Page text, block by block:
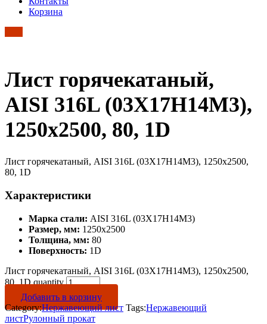
Корзина
Лист горячекатаный,
AISI 316L (03Х17Н14М3),
1250х2500, 80, 1D
Лист горячекатаный, AISI 316L (03Х17Н14М3), 1250х2500,
80, 1D
Характеристики
Марка стали: AISI 316L (03Х17Н14М3)
Размер, мм: 1250х2500
Толщина, мм: 80
Поверхность: 1D
Лист горячекатаный, AISI 316L (03Х17Н14М3), 1250х2500,
80, 1D quantity
Добавить в корзину
Category:Нержавеющий лист Tags:Нержавеющий
листРулонный прокат